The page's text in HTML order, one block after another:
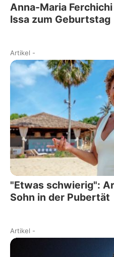
Anna-Maria
Issa zum Geburtstag
Artikel -
"Etwas schwierig":
Sohn in der Pubertät
Artikel -